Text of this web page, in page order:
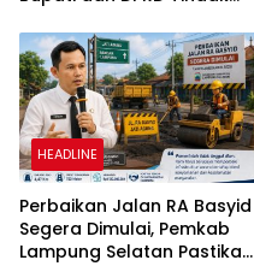
No 02/2016
HEADLINE
Perbaikan Jalan RA Basyid
Segera Dimulai, Pemkab
Lampung Selatan Pastikan